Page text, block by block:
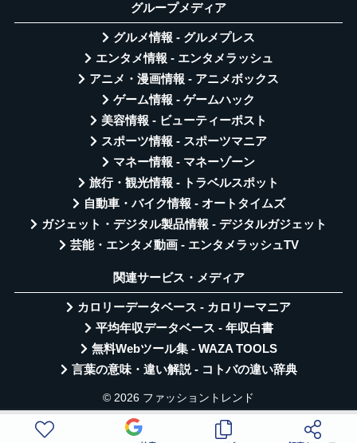
グループメディア
グルメ情報 - グルメプレス
エンタメ情報 - エンタメラッシュ
アニメ・漫画情報 - アニメボックス
ゲーム情報 - ゲームハック
美容情報 - ビューティーポスト
スポーツ情報 - スポーツマニア
マネー情報 - マネーゾーン
旅行・観光情報 - トラベルスポット
自動車・バイク情報 - オートタイムズ
ガジェット・デジタル製品情報 - デジタルガジェット
芸能・エンタメ動画 - エンタメラッシュTV
関連サービス・メディア
カロリーデータベース - カロリーマニア
平均年収データベース - 年収白書
無料Webツール集 - WAZA TOOLS
言葉の意味・違い解説 - コトバの違い辞典
© 2026 ファッショントレンド